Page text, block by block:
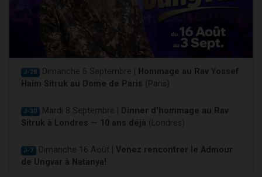
J-28 Dimanche 6 Septembre |
Hommage au Rav Yossef
Haim Sitruk au Dome de Paris (Paris)
J-30 Mardi 8 Septembre |
Dinner d'hommage au Rav
Sitruk à Londres — 10 ans déjà (Londres)
J-7 Dimanche 16 Août | Venez rencontrer le Admour
de Ungvar à Natanya!